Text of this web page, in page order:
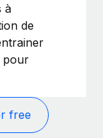
à
de
pour
free